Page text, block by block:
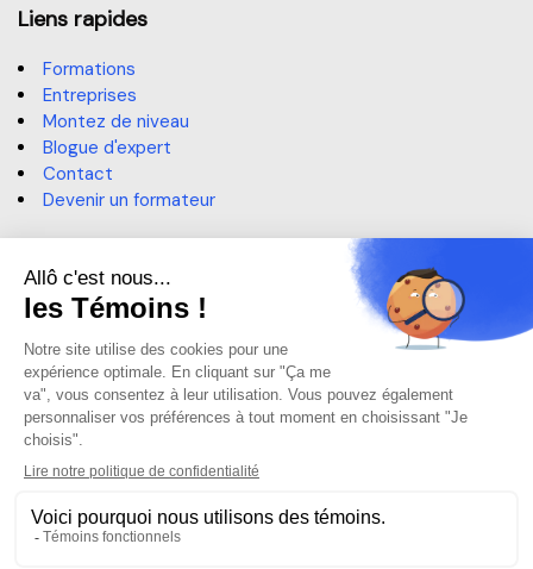
Liens rapides
Formations
Entreprises
Montez de niveau
Blogue d'expert
Contact
Devenir un formateur
514 364-3320, poste 6191
sae@claurendeau.qc.ca
1111 Rue Lapierre, LaSalle,
QC H8N 2J4
Centre d'aide